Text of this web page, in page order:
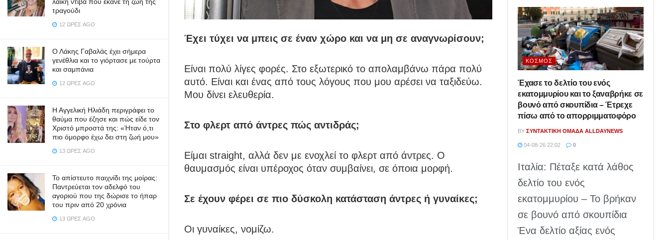
τραγούδι
12 ΏΡΕΣ AGO
Ο Λάκης Γαβαλάς έχει σήμερα
γενέθλια και το γιόρτασε με τούρτα
και σαμπάνια
12 ΏΡΕΣ AGO
Η Αγγελική Ηλιάδη περιγράφει το
θαύμα που έζησε και πώς είδε τον
Χριστό μπροστά της: «Ήταν ό,τι
πιο όμορφο έχω δει στη ζωή μου»
13 ΏΡΕΣ AGO
Το απίστευτο παιχνίδι της μοίρας:
Παντρεύεται τον αδελφό του
αγοριού που της δώρισε το ήπαρ
του πριν από 20 χρόνια
13 ΏΡΕΣ AGO
Έχει τύχει να μπεις σε έναν χώρο και να μη σε αναγνωρίσουν;
Είναι πολύ λίγες φορές. Στο εξωτερικό το απολαμβάνω πάρα πολύ
αυτό. Είναι και ένας από τους λόγους που μου αρέσει να ταξιδεύω.
Μου δίνει ελευθερία.
Στο φλερτ από άντρες πώς αντιδράς;
Είμαι straight, αλλά δεν με ενοχλεί το φλερτ από άντρες. Ο
θαυμασμός είναι υπέροχος όταν συμβαίνει, σε όποια μορφή.
Σε έχουν φέρει σε πιο δύσκολη κατάσταση άντρες ή γυναίκες;
Οι γυναίκες, νομίζω.
ΚΌΣΜΟΣ
Έχασε το δελτίο του ενός
εκατομμυρίου και το ξαναβρήκε σε
βουνό από σκουπίδια – Έτρεχε
πίσω από το απορριμματοφόρο
BY ΣΥΝΤΑΚΤΙΚΉ ΟΜΆΔΑ ALLDAYNEWS
04-08-26 22:02 0
Ιταλία: Πέταξε κατά λάθος
δελτίο του ενός
εκατομμυρίου – Το βρήκαν
σε βουνό από σκουπίδια
Ένα δελτίο αξίας ενός